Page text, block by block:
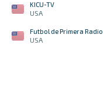
KICU-TV
USA
Futbol de Primera Radio
USA